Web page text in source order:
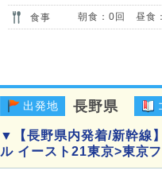
食事 朝食：0回 昼食
出発地 長野県
▼【長野県内発着/新幹線
ル イースト21東京>東京